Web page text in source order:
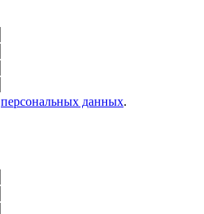
персональных данных.